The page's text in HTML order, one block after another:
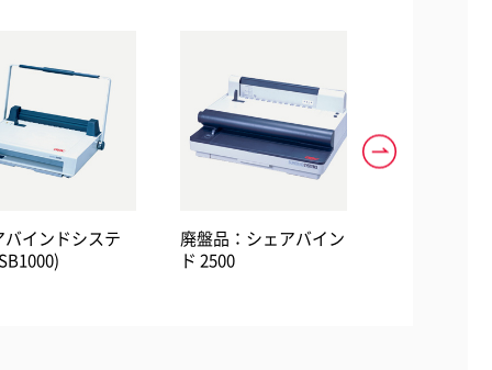
枚程度
ステ
廃盤品：シェアバイン
サーマバインド500T